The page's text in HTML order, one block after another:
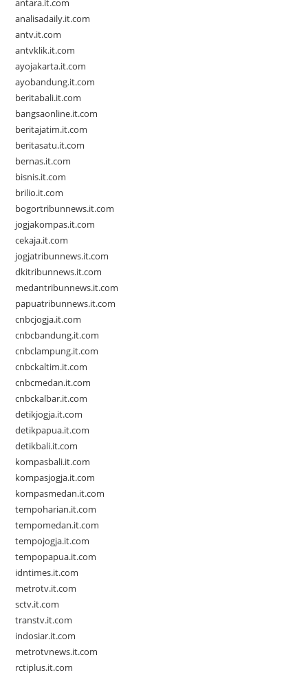
antara.it.com
analisadaily.it.com
antv.it.com
antvklik.it.com
ayojakarta.it.com
ayobandung.it.com
beritabali.it.com
bangsaonline.it.com
beritajatim.it.com
beritasatu.it.com
bernas.it.com
bisnis.it.com
brilio.it.com
bogortribunnews.it.com
jogjakompas.it.com
cekaja.it.com
jogjatribunnews.it.com
dkitribunnews.it.com
medantribunnews.it.com
papuatribunnews.it.com
cnbcjogja.it.com
cnbcbandung.it.com
cnbclampung.it.com
cnbckaltim.it.com
cnbcmedan.it.com
cnbckalbar.it.com
detikjogja.it.com
detikpapua.it.com
detikbali.it.com
kompasbali.it.com
kompasjogja.it.com
kompasmedan.it.com
tempoharian.it.com
tempomedan.it.com
tempojogja.it.com
tempopapua.it.com
idntimes.it.com
metrotv.it.com
sctv.it.com
transtv.it.com
indosiar.it.com
metrotvnews.it.com
rctiplus.it.com